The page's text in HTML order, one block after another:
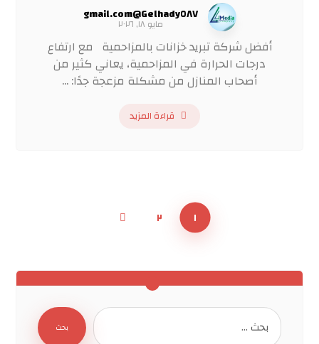
Gelhady٥٨٧@gmail.com
مايو ١٨, ٢٠٢٦
أفضل شركة تبريد خزانات بالمزاحمية مع ارتفاع
درجات الحرارة في المزاحمية، يعاني كثير من
أصحاب المنازل من مشكلة مزعجة جدًا: ...
قراءة المزيد
١ ٢
بحث